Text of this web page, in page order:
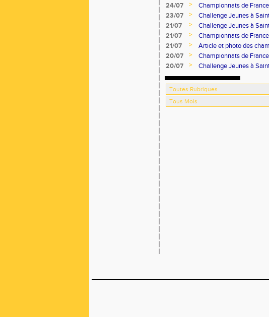
24/07
>
Championnats de
23/07
>
Challenge Jeunes à
21/07
>
Challenge Jeunes à
21/07
>
Championnats de
21/07
>
Article et photo des
Progrès
20/07 >
Championnats de
20/07
> Challenge Jeunes à